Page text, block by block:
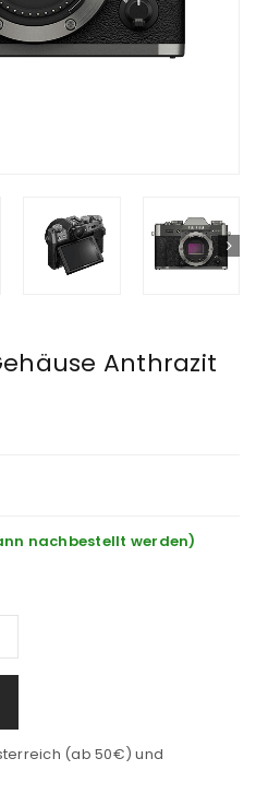
Anthrazit
nachbestellt werden)
(ab 50€) und